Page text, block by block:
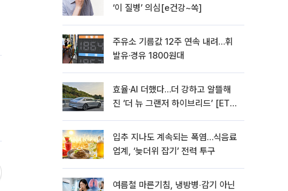
‘이 질병’ 의심[e건강~쏙]
주유소 기름값 12주 연속 내려…휘
발유·경유 1800원대
효율·AI 더했다…더 강하고 알뜰해
진 ‘더 뉴 그랜저 하이브리드’ [ET의
입추 지나도 계속되는 폭염…식음료
업계, ‘늦더위 잡기’ 전력 투구
여름철 마른기침, 냉방병‧감기 아닌